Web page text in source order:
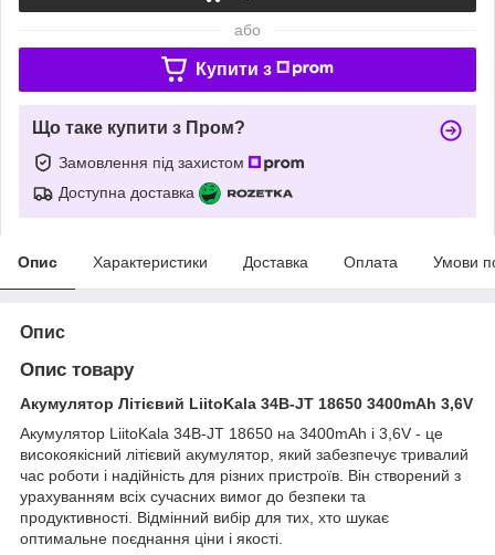
або
Купити з
Що таке купити з Пром?
Замовлення під захистом
Доступна доставка
Опис Характеристики Доставка Оплата Умови
Опис
Опис товару
Акумулятор Літієвий LiitoKala 34B-JT 18650 3400mAh 3,6V
Акумулятор LiitoKala 34B-JT 18650 на 3400mAh і 3,6V - це
високоякісний літієвий акумулятор, який забезпечує тривалий
час роботи і надійність для різних пристроїв. Він створений з
урахуванням всіх сучасних вимог до безпеки та
продуктивності. Відмінний вибір для тих, хто шукає
оптимальне поєднання ціни і якості.